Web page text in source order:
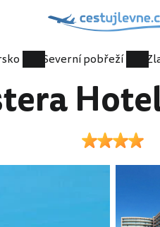
Severní pobřeží